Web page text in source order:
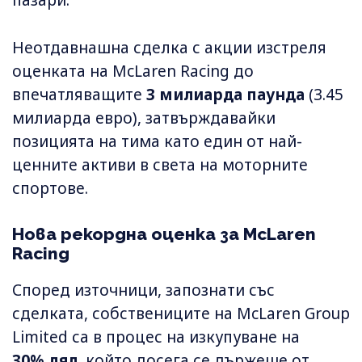
Неотдавнашна сделка с акции изстреля
оценката на McLaren Racing до
впечатляващите 3 милиарда паунда (3.45
милиарда евро), затвърждавайки
позицията на тима като един от най-
ценните активи в света на моторните
спортове.
Нова рекордна оценка за McLaren
Racing
Според източници, запознати със
сделката, собствениците на McLaren Group
Limited са в процес на изкупуване на